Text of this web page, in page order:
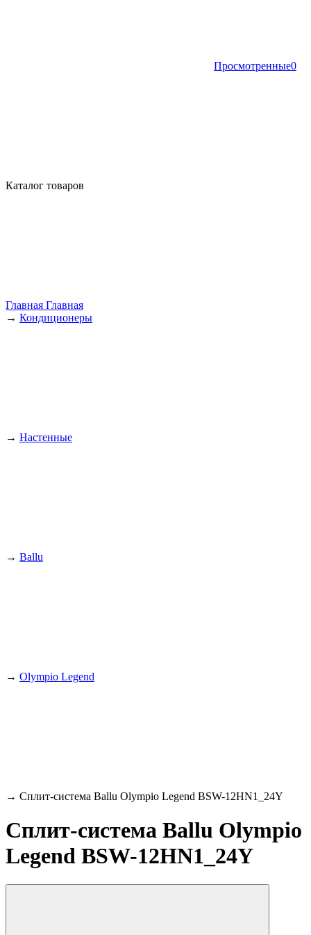
Просмотренные0
Каталог товаров
Главная Главная
→ Кондиционеры
→ Настенные
→ Ballu
→ Olympio Legend
→ Сплит-система Ballu Olympio Legend BSW-12HN1_24Y
Сплит-система Ballu Olympio
Legend BSW-12HN1_24Y